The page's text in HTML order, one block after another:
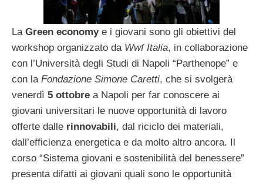
La Green economye i giovani sono gli obiettivi del
workshop organizzato da Wwf Italia, in collaborazione
con l’Università degli Studi di Napoli “Parthenope” e
con la Fondazione Simone Caretti, che si svolgerà
venerdì 5 ottobre a Napoli per far conoscere ai
giovani universitari le nuove opportunità di lavoro
offerte dalle rinnovabili, dal riciclo dei materiali,
dall’efficienza energetica e da molto altro ancora. Il
corso “Sistema giovani e sostenibilità del benessere”
presenta difatti ai giovani quali sono le opportunità